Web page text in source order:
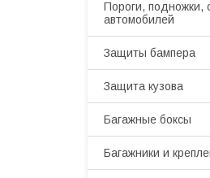
Пороги, подножки,
автомобилей
Защиты бампера
Защита кузова
Багажные боксы
Багажники и